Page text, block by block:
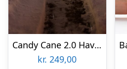
Candy Cane 2.0 Havebelysning – Spralla
kr. 249,00